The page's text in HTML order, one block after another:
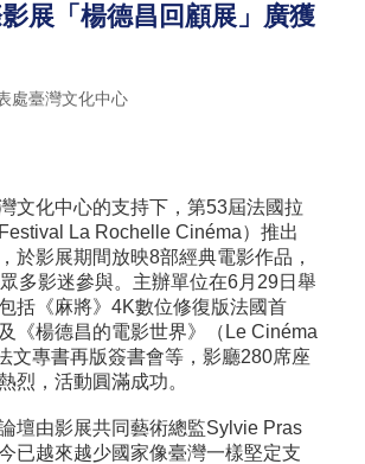
展「楊德昌回顧展」廣獲
處臺灣文化中心
文化中心的支持下，第53屆法國拉
La Rochelle Cinéma）推出
於影展期間放映8部經典電影作品，
多影迷參與。主辦單位在6月29日舉
括《麻將》4K數位修復版法國首
《楊德昌的電影世界》（Le Cinéma
文專書再版簽書會等，影廳280席座
烈，活動圓滿成功。
壇由影展共同藝術總監Sylvie Pras
已越來越少國家像臺灣一樣堅定支